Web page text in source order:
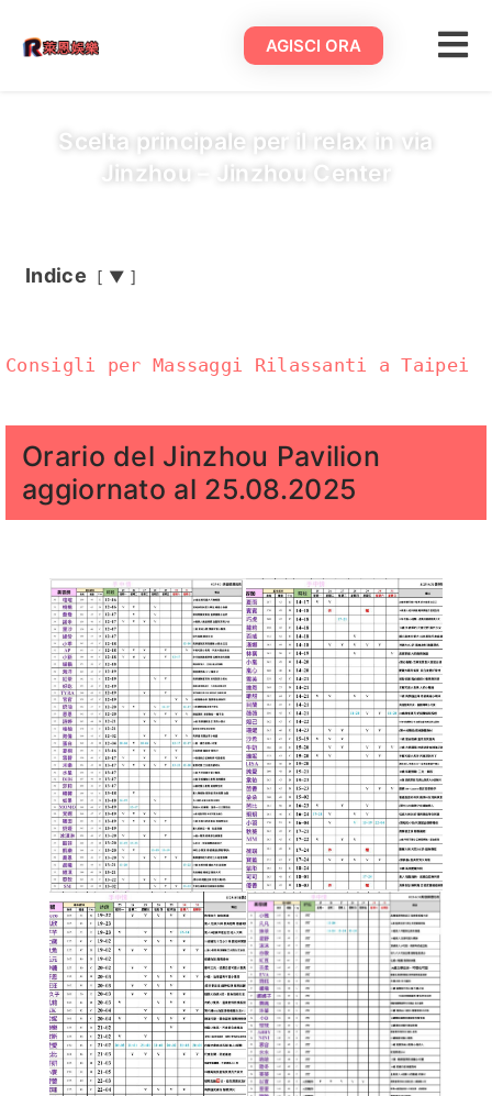
AGISCI ORA
Scelta principale per il relax in via
Jinzhou – Jinzhou Center
Indice ▼
Consigli per Massaggi Rilassanti a Taipei
Orario del Jinzhou Pavilion
aggiornato al 25.08.2025